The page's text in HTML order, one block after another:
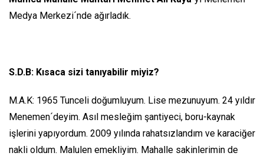
Medya Merkezi´nde ağırladık.
S.D.B: Kısaca sizi tanıyabilir miyiz?
M.A.K: 1965 Tunceli doğumluyum. Lise mezunuyum. 24 yıldır
Menemen´deyim. Asıl mesleğim şantiyeci, boru-kaynak
işlerini yapıyordum. 2009 yılında rahatsızlandım ve karaciğer
nakli oldum. Malulen emekliyim. Mahalle sakinlerimin de